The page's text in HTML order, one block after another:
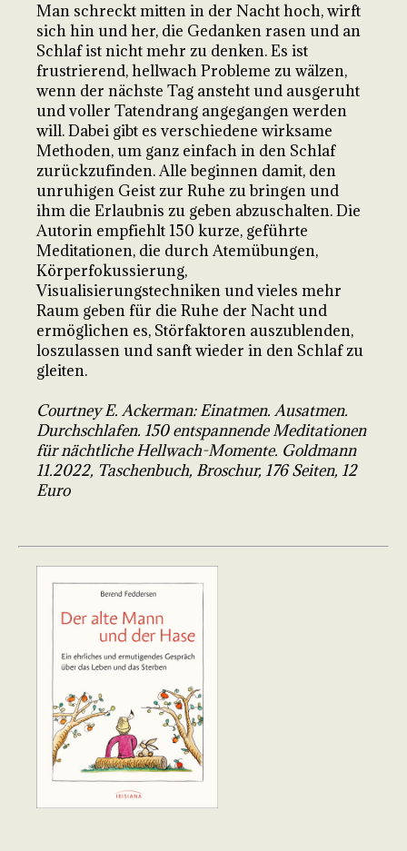
Man schreckt mitten in der Nacht hoch, wirft
sich hin und her, die Gedanken rasen und an
Schlaf ist nicht mehr zu denken. Es ist
frustrierend, hellwach Probleme zu wälzen,
wenn der nächste Tag ansteht und ausgeruht
und voller Tatendrang angegangen werden
will. Dabei gibt es verschiedene wirksame
Methoden, um ganz einfach in den Schlaf
zurückzufinden. Alle beginnen damit, den
unruhigen Geist zur Ruhe zu bringen und
ihm die Erlaubnis zu geben abzuschalten. Die
Autorin empfiehlt 150 kurze, geführte
Meditationen, die durch Atemübungen,
Körperfokussierung,
Visualisierungstechniken und vieles mehr
Raum geben für die Ruhe der Nacht und
ermöglichen es, Störfaktoren auszublenden,
loszulassen und sanft wieder in den Schlaf zu
gleiten.
Courtney E. Ackerman: Einatmen. Ausatmen.
Durchschlafen. 150 entspannende Meditationen
für nächtliche Hellwach-Momente. Goldmann
11.2022, Taschenbuch, Broschur, 176 Seiten, 12
Euro